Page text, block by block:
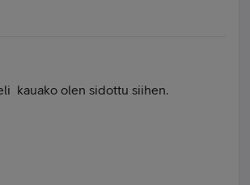
kauako olen sidottu siihen.